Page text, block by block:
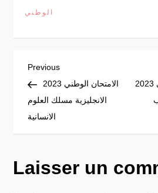
الوطني
N
a
v
Previous
Post
Previous
الامتحان الوطني 2023
الانجليزية مسلك العلوم
الانسانية
تصحيح الامتحان الوطني 2023
Laisser un